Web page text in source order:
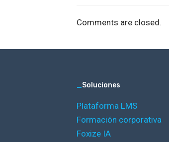
Comments are closed.
_Soluciones
Plataforma LMS
Formación corporativa
Foxize IA